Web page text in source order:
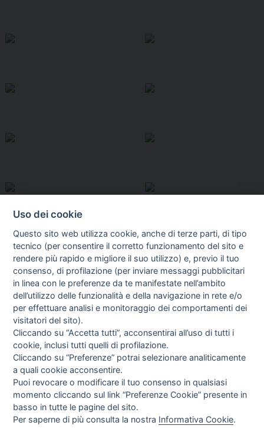
I libri Vedi tutti
Direttrice Responsabile: Alessandra Costante | Registrazione al Tribunale Civile
Uso dei cookie
Questo sito web utilizza cookie, anche di terze parti, di tipo
tecnico (per consentire il corretto funzionamento del sito e
rendere più rapido e migliore il suo utilizzo) e, previo il tuo
consenso, di profilazione (per inviare messaggi pubblicitari
in linea con le preferenze da te manifestate nell’ambito
dell’utilizzo delle funzionalità e della navigazione in rete e/o
per effettuare analisi e monitoraggio dei comportamenti dei
visitatori del sito).
Cliccando su “Accetta tutti”, acconsentirai all’uso di tutti i
cookie, inclusi tutti quelli di profilazione.
Cliccando su “Preferenze” potrai selezionare analiticamente
a quali cookie acconsentire.
Puoi revocare o modificare il tuo consenso in qualsiasi
momento cliccando sul link “Preferenze Cookie” presente in
basso in tutte le pagine del sito.
Per saperne di più consulta la nostra Informativa Cookie.